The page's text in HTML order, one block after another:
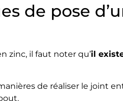
de pose
zinc, il faut noter qu’il
de réaliser le joint